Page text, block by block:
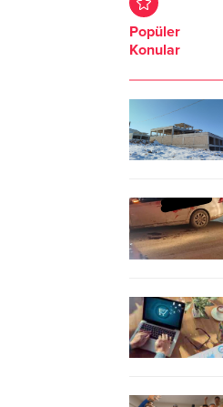
Operasyonlarda; 102 şüpheli
göçmen kaçakçılığı organizatörü ve
393 düzensiz göçmen yakalandı.
Organizatörlerden 22’si tutuklandı,
diğer şüphelilerin işlemleri devam
ediyor. Adana, Adıyaman, Artvin,
Bitlis, Bursa, Çorum, Edirne, Elazığ,
Erzincan, Erzurum, Gaziantep,
Popüler
Konular